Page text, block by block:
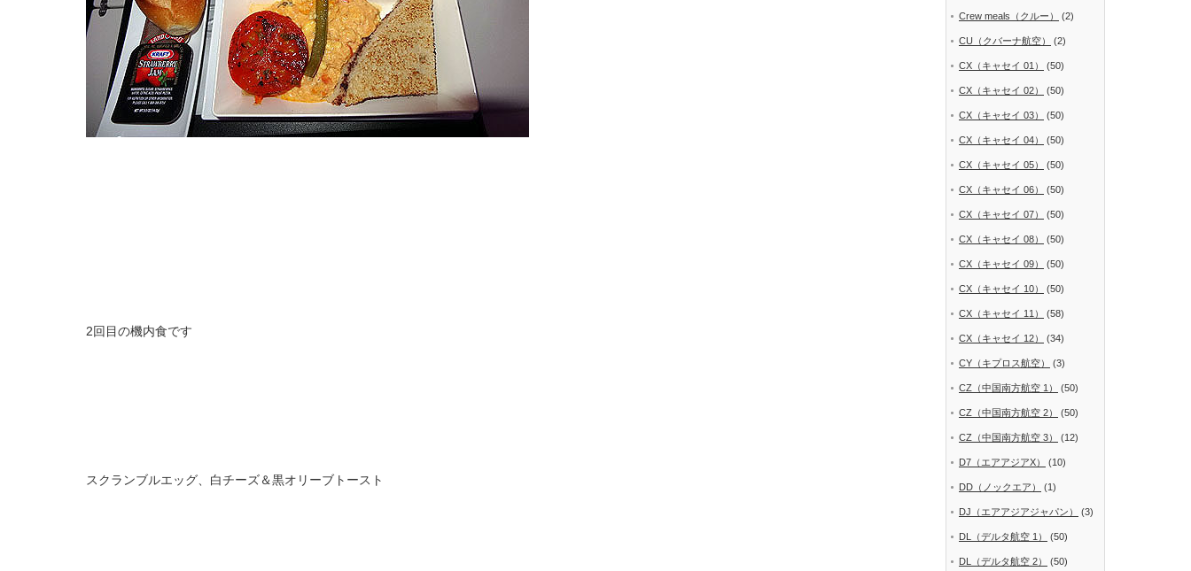
2回目の機内食です
スクランブルエッグ、白チーズ＆黒オリーブトースト
Crew meals（クルー） (2)
CU（クバーナ航空） (2)
CX（キャセイ 01） (50)
CX（キャセイ 02） (50)
CX（キャセイ 03） (50)
CX（キャセイ 04） (50)
CX（キャセイ 05） (50)
CX（キャセイ 06） (50)
CX（キャセイ 07） (50)
CX（キャセイ 08） (50)
CX（キャセイ 09） (50)
CX（キャセイ 10） (50)
CX（キャセイ 11） (58)
CX（キャセイ 12） (34)
CY（キプロス航空） (3)
CZ（中国南方航空 1） (50)
CZ（中国南方航空 2） (50)
CZ（中国南方航空 3） (12)
D7（エアアジアX） (10)
DD（ノックエア） (1)
DJ（エアアジアジャパン） (3)
DL（デルタ航空 1） (50)
DL（デルタ航空 2） (50)